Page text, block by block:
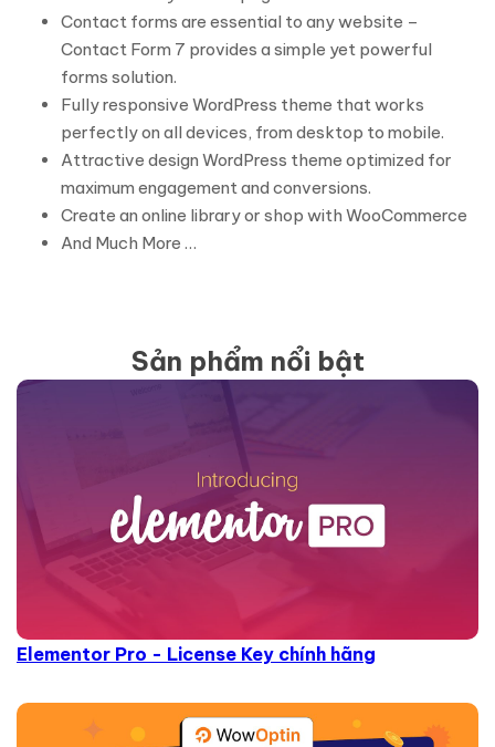
Contact forms are essential to any website –
Contact Form 7 provides a simple yet powerful
forms solution.
Fully responsive WordPress theme that works
perfectly on all devices, from desktop to mobile.
Attractive design WordPress theme optimized for
maximum engagement and conversions.
Create an online library or shop with WooCommerce
And Much More …
Sản phẩm nổi bật
Elementor Pro - License Key chính hãng